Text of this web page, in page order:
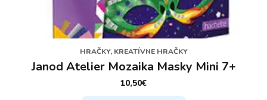
HRAČKY, KREATÍVNE HRAČKY
Janod Atelier Mozaika Masky Mini 7+
10,50€